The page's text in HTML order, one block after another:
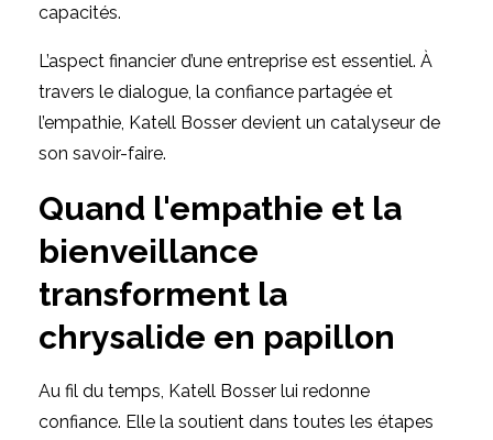
capacités.
L’aspect financier d’une entreprise est essentiel. À
travers le dialogue, la confiance partagée et
l’empathie, Katell Bosser devient un catalyseur de
son savoir-faire.
Quand l'empathie et la
bienveillance
transforment la
chrysalide en papillon
Au fil du temps, Katell Bosser lui redonne
confiance. Elle la soutient dans toutes les étapes